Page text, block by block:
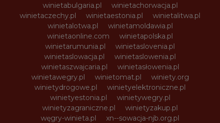
winietabulgaria.pl
winietachorwacja.pl
winietaczechy.pl
winietaestonia.pl
winietalitwa.pl
winietalotwa.pl
winietamoldawia.pl
winietaonline.com
winietapolska.pl
winietarumunia.pl
winietaslovenia.pl
winietaslowacja.pl
winietaslowenia.pl
winietaszwajcaria.pl
winietasłowenia.pl
winietawegry.pl
winietomat.pl
winiety.org
winietydrogowe.pl
winietyelektroniczne.pl
winietyestonia.pl
winietywegry.pl
winietyzagraniczne.pl
winietyzakup.pl
węgry-winieta.pl
xn--sowacja-njb.org.pl